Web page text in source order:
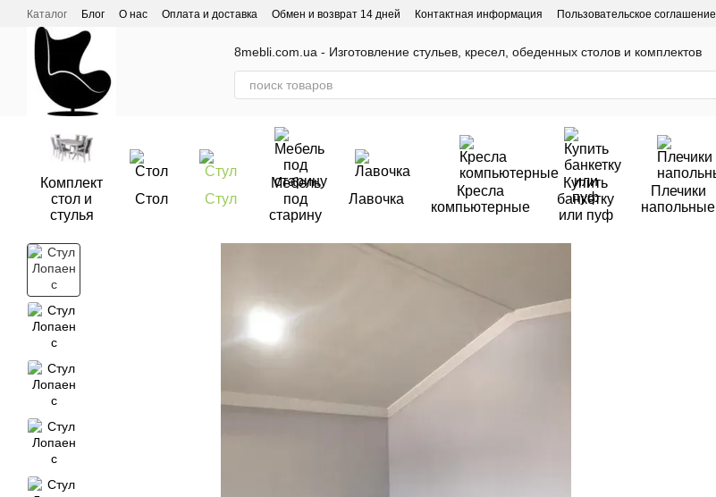
Перейти к основному контенту
Каталог Блог О нас Оплата и доставка Обмен и возврат 14 дней Контактная информация Пользовательское соглашение
Отзывы о магазине
8mebli.com.ua - Изготовление стульев, кресел, обеденных столов и комплектов
Комплект
стол и
стулья
Стол Стул
Мебель
под
старину
Лавочка
Кресла
компьютерные
Купить
банкетку
или пуф
Плечики
напольные